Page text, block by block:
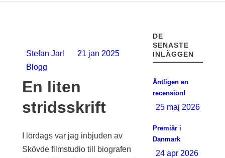
Stefan Jarl
21 jan 2025
Blogg
En liten
stridsskrift
I lördags var jag inbjuden av
Skövde filmstudio till biografen
DE
SENASTE
INLÄGGEN
Äntligen en
recension!
25 maj 2026
Premiär i
Danmark
24 apr 2026